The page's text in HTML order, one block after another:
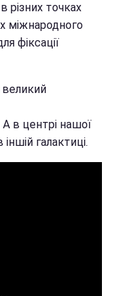
різних точках
міжнародного
фіксації
великий
в центрі нашої
галактиці.